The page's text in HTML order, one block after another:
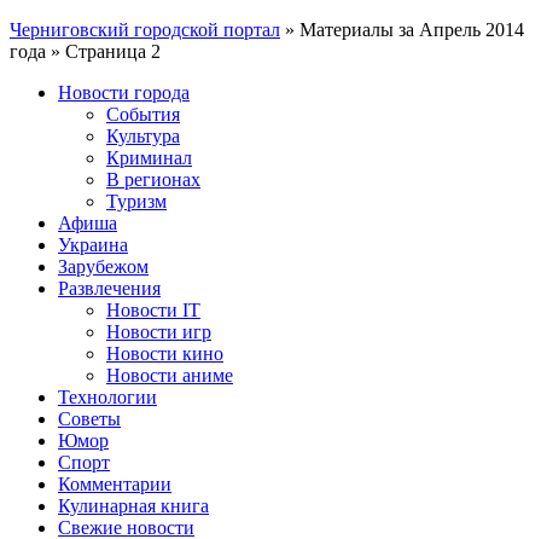
Черниговский городской портал » Материалы за Апрель 2014
года » Страница 2
Новости города
События
Культура
Криминал
В регионах
Туризм
Афиша
Украина
Зарубежом
Развлечения
Новости IT
Новости игр
Новости кино
Новости аниме
Технологии
Советы
Юмор
Спорт
Комментарии
Кулинарная книга
Свежие новости